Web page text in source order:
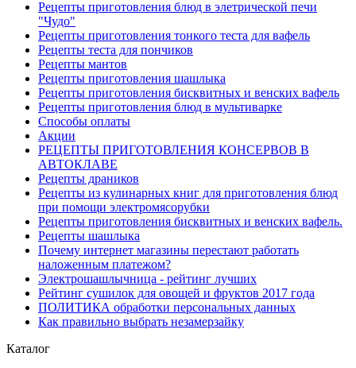
Рецепты приготовления блюд в элетрической печи
"Чудо"
Рецепты приготовления тонкого теста для вафель
Рецепты теста для пончиков
Рецепты мантов
Рецепты приготовления шашлыка
Рецепты приготовления бисквитных и венских вафель
Рецепты приготовления блюд в мультиварке
Способы оплаты
Акции
РЕЦЕПТЫ ПРИГОТОВЛЕНИЯ КОНСЕРВОВ В
АВТОКЛАВЕ
Рецепты драников
Рецепты из кулинарных книг для приготовления блюд
при помощи электромясорубки
Рецепты приготовления бисквитных и венских вафель.
Рецепты шашлыка
Почему интернет магазины перестают работать
наложенным платежом?
Электрошашлычница - рейтинг лучших
Рейтинг сушилок для овощей и фруктов 2017 года
ПОЛИТИКА обработки персональных данных
Как правильно выбрать незамерзайку
Каталог